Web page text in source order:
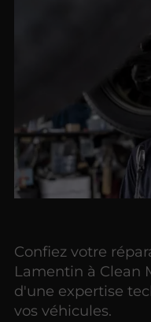
Confiez votre
Lamentin à Clean
d'une expertise
vos véhicules.